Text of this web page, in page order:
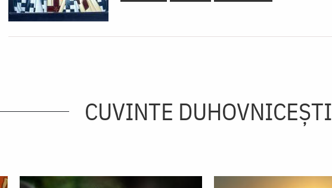
CUVINTE DUHOVNICEȘTI